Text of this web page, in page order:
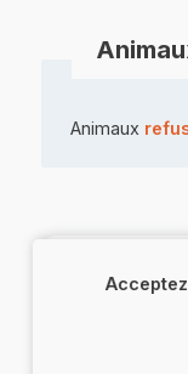
Animaux